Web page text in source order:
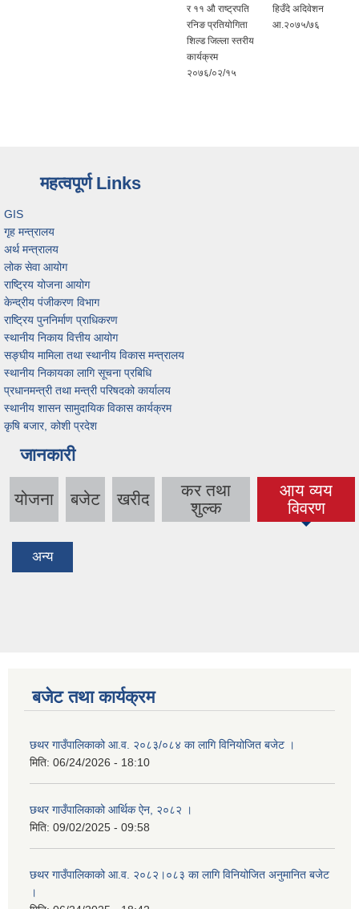
र ११ औ राष्ट्रपति
रनिङ प्रतियोगिता
शिल्ड जिल्ला स्तरीय
कार्यक्रम
२०७६/०२/१५
हिउँदे अदिवेशन
आ.२०७५/७६
महत्वपूर्ण Links
GIS
गृह मन्त्रालय
अर्थ मन्त्रालय
लोक सेवा आयोग
राष्ट्रिय योजना आयोग
केन्द्रीय पंजीकरण विभाग
राष्ट्रिय पुननिर्माण प्राधिकरण
स्थानीय निकाय वित्तीय आयोग
सङ्घीय मामिला तथा स्थानीय विकास मन्त्रालय
स्थानीय निकायका लागि सूचना प्रबिधि
प्रधानमन्त्री तथा मन्त्री परिषदको कार्यालय
स्थानीय शासन सामुदायिक विकास कार्यक्रम
कृषि बजार, कोशी प्रदेश
जानकारी
योजना बजेट खरीद
कर तथा
शुल्क
आय व्यय
विवरण
(active tab)
अन्य
बजेट तथा कार्यक्रम
छथर गाउँपालिकाको आ.व. २०८३/०८४ का लागि विनियोजित बजेट ।
मिति: 06/24/2026 - 18:10
छथर गाउँपालिकाको आर्थिक ऐन, २०८२ ।
मिति: 09/02/2025 - 09:58
छथर गाउँपालिकाको आ.व. २०८२।०८३ का लागि विनियोजित अनुमानित बजेट
।